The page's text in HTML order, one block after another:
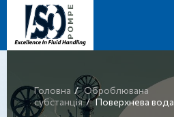
Головна
Оброблювана
субстанція
Поверхнева вода